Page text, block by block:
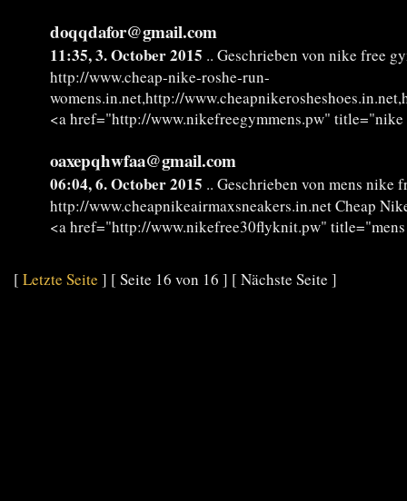
doqqdafor@gmail.com
11:35, 3. October 2015 .. Geschrieben von nike free
http://www.cheap-nike-roshe-run-
womens.in.net,http://
<a href="http://www.nikefreegymmens.pw"
oaxepqhwfaa@gmail.com
06:04, 6. October 2015 .. Geschrieben von mens nike
http://www.cheapnikeairmaxsneakers.in.net Cheap
<a href="http://www.nikefree30flyknit.pw"
[ Letzte Seite ] [ Seite 16 von 16 ] [ Nächste Seite ]